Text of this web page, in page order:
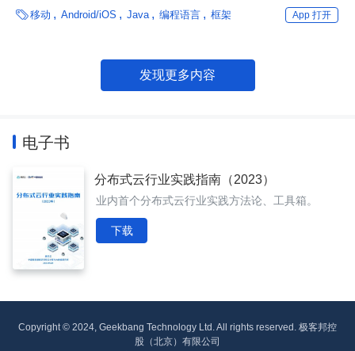
Beta阶段。
移动 Android/iOS Java 编程语言 框架 App 打开
发现更多内容
电子书
分布式云行业实践指南（2023）
业内首个分布式云行业实践方法论、工具箱。
下载
Copyright © 2024, Geekbang Technology Ltd. All rights reserved. 极客邦控
股（北京）有限公司